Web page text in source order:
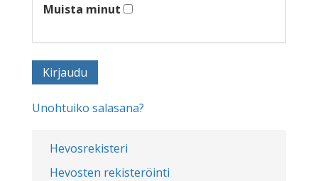
Hevosrekisteri
Hevosten rekisteröinti
Muista minut
Unohtuiko salasana?